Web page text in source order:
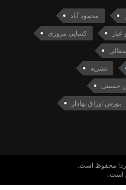
محمود آباد
کسایی مروزی
نشریه
حسینی
بورس اوراق بهادار
محفوظ است.